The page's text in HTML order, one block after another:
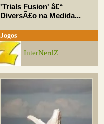
'Trials Fusion' â€“
DiversÃ£o na Medida...
Jogos
InterNerdZ